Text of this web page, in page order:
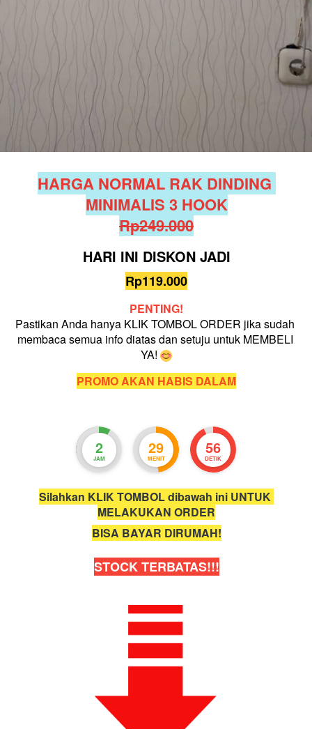
HARGA NORMAL RAK DINDING
MINIMALIS 3 HOOK
Rp249.000
HARI INI DISKON JADI
Rp119.000
PENTING!
Pastikan Anda hanya KLIK TOMBOL ORDER jika sudah
membaca semua info diatas dan setuju untuk MEMBELI
YA!
PROMO AKAN HABIS DALAM
2
JAM
29
MENIT
55
DETIK
Silahkan KLIK TOMBOL dibawah ini UNTUK
MELAKUKAN ORDER
BISA BAYAR DIRUMAH!
STOCK TERBATAS!!!